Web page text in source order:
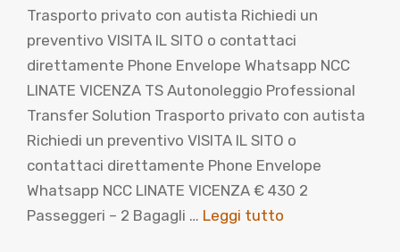
Trasporto privato con autista Richiedi un
preventivo VISITA IL SITO o contattaci
direttamente Phone Envelope Whatsapp NCC
LINATE VICENZA TS Autonoleggio Professional
Transfer Solution Trasporto privato con autista
Richiedi un preventivo VISITA IL SITO o
contattaci direttamente Phone Envelope
Whatsapp NCC LINATE VICENZA € 430 2
Passeggeri – 2 Bagagli … Leggi tutto